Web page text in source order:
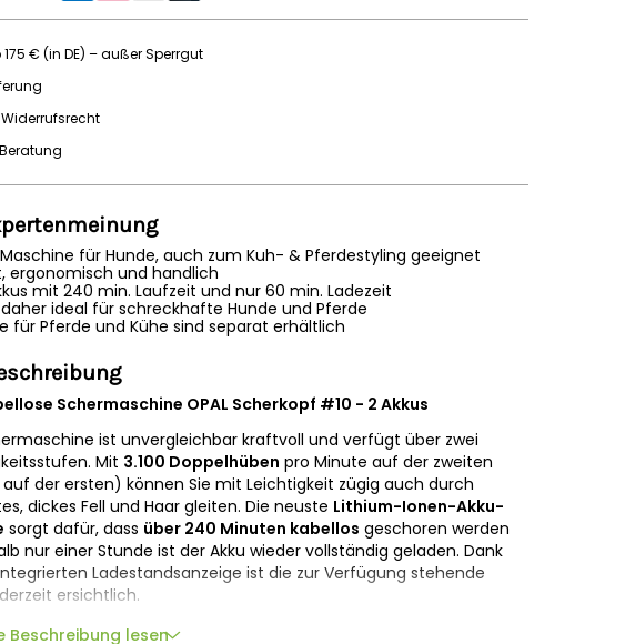
€ (in DE) – außer Sperrgut
Widerrufsrecht
Beratung
für Hunde, auch zum Kuh- & Pferdestyling geeignet
ergonomisch und handlich
mit 240 min. Laufzeit und nur 60 min. Ladezeit
daher ideal für schreckhafte Hunde und Pferde
für Pferde und Kühe sind separat erhältlich
Schermaschine OPAL Scherkopf #10 - 2 Akkus
ist unvergleichbar kraftvoll und verfügt über zwei
Mit 3.100 Doppelhüben pro Minute auf der zweiten
der ersten) können Sie mit Leichtigkeit zügig auch durch
dickes Fell und Haar gleiten. Die neuste Lithium-Ionen-Akku-
sorgt dafür, dass über 240 Minuten kabellos geschoren werden
nur einer Stunde ist der Akku wieder vollständig geladen. Dank
Ladestandsanzeige ist die zur Verfügung stehende
ersichtlich.
auf dem neusten Stand und liegt perfekt in der Hand.
Beschreibung lesen